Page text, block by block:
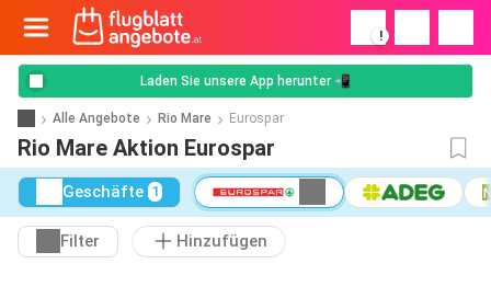
!
Laden Sie unsere App herunter 📲
Alle Angebote Rio Mare Eurospar
Rio Mare Aktion Eurospar
Geschäfte 1
Filter Hinzufügen